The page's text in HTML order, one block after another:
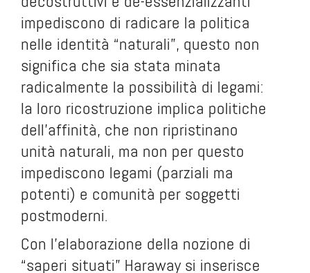
impediscono di radicare la politica
nelle identità “naturali”, questo non
significa che sia stata minata
radicalmente la possibilità di legami:
la loro ricostruzione implica politiche
dell’affinità, che non ripristinano
unità naturali, ma non per questo
impediscono legami (parziali ma
potenti) e comunità per soggetti
postmoderni.
Con l’elaborazione della nozione di
“saperi situati” Haraway si inserisce